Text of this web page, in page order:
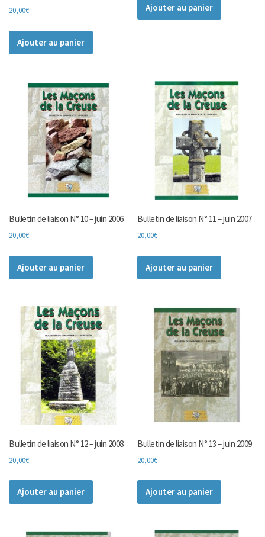
20,00€
Ajouter au panier
Ajouter au panier
Bulletin de liaison N° 10 – juin 2006
20,00€
Ajouter au panier
Bulletin de liaison N° 11 – juin 2007
20,00€
Ajouter au panier
Bulletin de liaison N° 12 – juin 2008
20,00€
Ajouter au panier
Bulletin de liaison N° 13 – juin 2009
20,00€
Ajouter au panier